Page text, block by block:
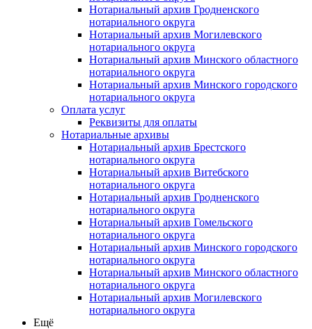
Нотариальный архив Гродненского
нотариального округа
Нотариальный архив Могилевского
нотариального округа
Нотариальный архив Минского областного
нотариального округа
Нотариальный архив Минского городского
нотариального округа
Оплата услуг
Реквизиты для оплаты
Нотариальные архивы
Нотариальный архив Брестского
нотариального округа
Нотариальный архив Витебского
нотариального округа
Нотариальный архив Гродненского
нотариального округа
Нотариальный архив Гомельского
нотариального округа
Нотариальный архив Минского городского
нотариального округа
Нотариальный архив Минского областного
нотариального округа
Нотариальный архив Могилевского
нотариального округа
Ещё